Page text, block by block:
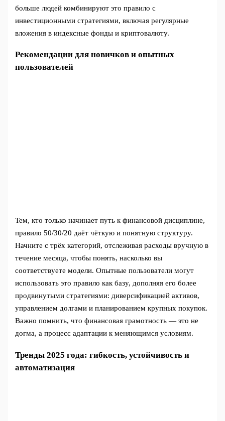
больше людей комбинируют это правило с
инвестиционными стратегиями, включая регулярные
вложения в индексные фонды и криптовалюту.
Рекомендации для новичков и опытных
пользователей
Тем, кто только начинает путь к финансовой дисциплине,
правило 50/30/20 даёт чёткую и понятную структуру.
Начните с трёх категорий, отслеживая расходы вручную в
течение месяца, чтобы понять, насколько вы
соответствуете модели. Опытные пользователи могут
использовать это правило как базу, дополняя его более
продвинутыми стратегиями: диверсификацией активов,
управлением долгами и планированием крупных покупок.
Важно помнить, что финансовая грамотность — это не
догма, а процесс адаптации к меняющимся условиям.
Тренды 2025 года: гибкость, устойчивость и
автоматизация